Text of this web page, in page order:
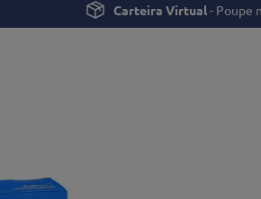
Carteira Virtual- Poupe